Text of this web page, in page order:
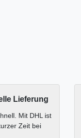
Lieferung
Mit DHL ist
Zeit bei